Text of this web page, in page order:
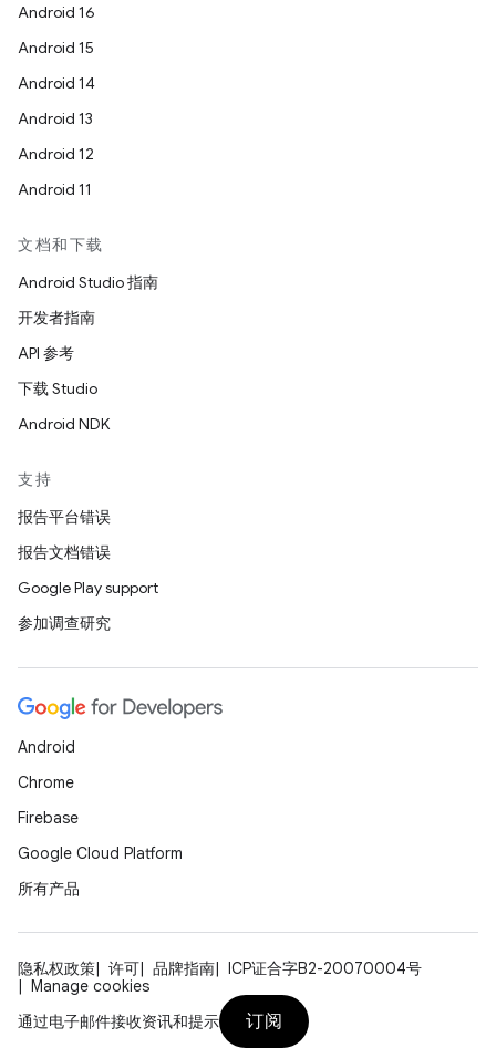
Android 16
Android 15
Android 14
Android 13
Android 12
Android 11
文档和下载
Android Studio 指南
开发者指南
API 参考
下载 Studio
Android NDK
支持
报告平台错误
报告文档错误
Google Play support
参加调查研究
Android
Chrome
Firebase
Google Cloud Platform
所有产品
隐私权政策 许可 品牌指南
ICP证合字B2-20070004号
Manage cookies
通过电子邮件接收资讯和提示
订阅